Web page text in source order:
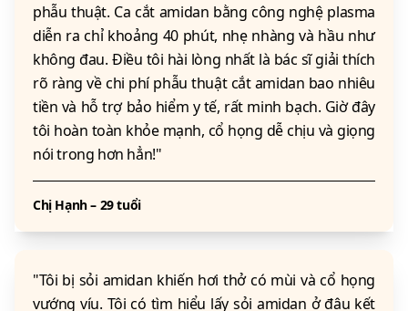
phẫu thuật. Ca cắt amidan bằng công nghệ plasma
diễn ra chỉ khoảng 40 phút, nhẹ nhàng và hầu như
không đau. Điều tôi hài lòng nhất là bác sĩ giải thích
rõ ràng về chi phí phẫu thuật cắt amidan bao nhiêu
tiền và hỗ trợ bảo hiểm y tế, rất minh bạch. Giờ đây
tôi hoàn toàn khỏe mạnh, cổ họng dễ chịu và giọng
nói trong hơn hẳn!"
Chị Hạnh – 29 tuổi
"Tôi bị sỏi amidan khiến hơi thở có mùi và cổ họng
vướng víu. Tôi có tìm hiểu lấy sỏi amidan ở đâu kết